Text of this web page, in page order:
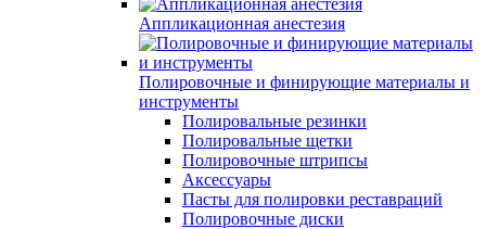
Аппликационная анестезия
Полировочные и финирующие материалы и
инструменты
Полировальные резинки
Полировальные щетки
Полировочные штрипсы
Аксессуары
Пасты для полировки реставраций
Полировочные диски